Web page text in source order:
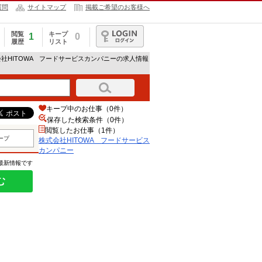
問 サイトマップ 掲載ご希望のお客様へ
閲覧
履歴
1
キープ
リスト
0
ログイン
社HITOWA フードサービスカンパニーの求人情報
プ
新情報です
キープ中のお仕事（0件）
保存した検索条件（0件）
閲覧したお仕事（1件）
株式会社HITOWA フードサービス
カンパニー